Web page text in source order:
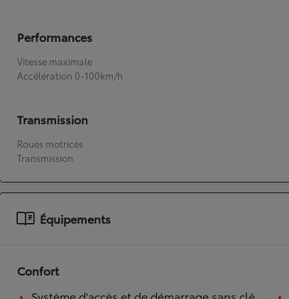
Nouvelle Yaris Cross
Disponible prochainement
Performances
Vitesse maximale
Accélération 0-100km/h
Transmission
Roues motrices
Transmission
Équipements
Confort